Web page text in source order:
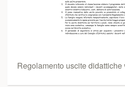
Regolamento uscite